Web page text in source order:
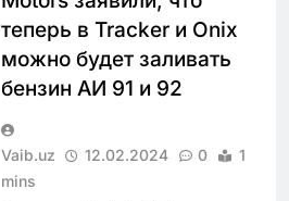
теперь в Tracker и Onix
можно будет заливать
бензин АИ 91 и 92
Vaib.uz 12.02.2024 0
1
mins